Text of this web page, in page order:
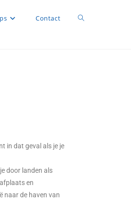
Contact
in dat geval als je je
door landen als
en
naar de haven van